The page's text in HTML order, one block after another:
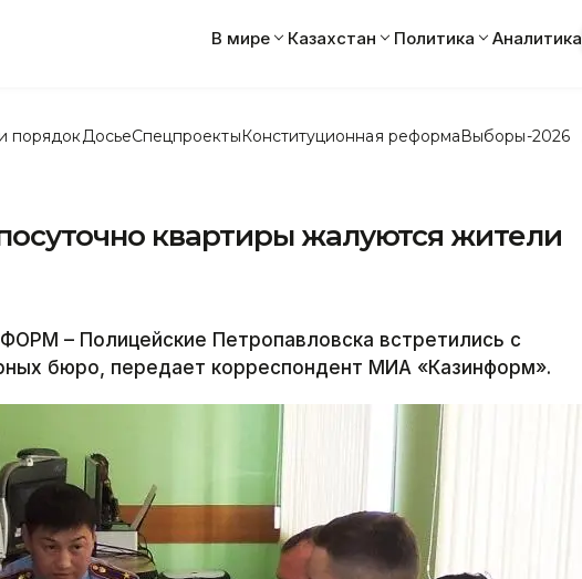
В мире Казахстан Политика Аналитика
порядок ДосьеСпецпроектыКонституционная реформаВыборы-2026
квартиры жалуются жители
– Полицейские Петропавловска встретились с
бюро, передает корреспондент МИА «Казинформ».